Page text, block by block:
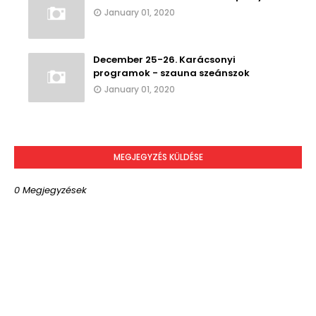
January 01, 2020
December 25-26. Karácsonyi
programok - szauna szeánszok
January 01, 2020
MEGJEGYZÉS KÜLDÉSE
0 Megjegyzések